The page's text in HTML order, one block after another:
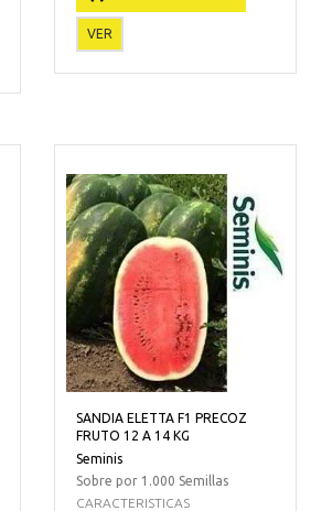
VER
SANDIA ELETTA F1 PRECOZ
FRUTO 12 A 14 KG
Seminis
Sobre por 1.000 Semillas
CARACTERISTICAS